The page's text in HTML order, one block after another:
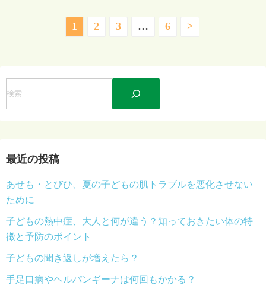
ペ
送
り
1 2 3 … 6 >
索
最近の投稿
あせも・とびひ、夏の子どもの肌トラブルを悪化させない
ために
子どもの熱中症、大人と何が違う？知っておきたい体の特
徴と予防のポイント
子どもの聞き返しが増えたら？
手足口病やヘルパンギーナは何回もかかる？